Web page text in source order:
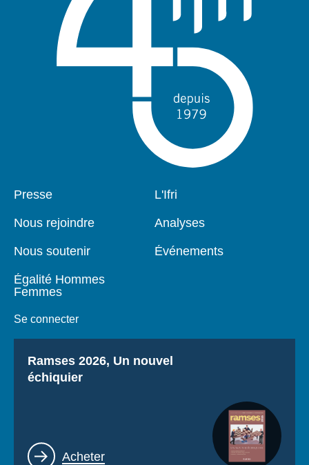
Pied
Presse
Nous rejoindre
Nous soutenir
Égalité Hommes
Femmes
Se connecter
Navigation
L'Ifri
Analyses
Événements
Titre
Ramses 2026, Un nouvel
échiquier
Lien
Acheter